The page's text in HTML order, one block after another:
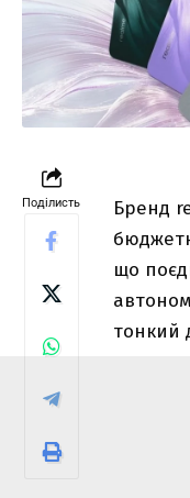
Поділисть
Бренд
що
тонкий